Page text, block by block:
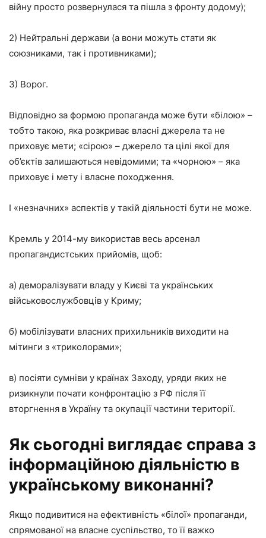
війну просто розвернулася та пішла з фронту додому);
2) Нейтральні держави (а вони можуть стати як
союзниками, так і противниками);
3) Ворог.
Відповідно за формою пропаганда може бути «білою» –
тобто такою, яка розкриває власні джерела та не
приховує мети; «сірою» – джерело та цілі якої для
об’єктів залишаються невідомими; та «чорною» – яка
приховує і мету і власне походження.
І «незначних» аспектів у такій діяльності бути не може.
Кремль у 2014-му використав весь арсенал
пропагандистських прийомів, щоб:
а) деморалізувати владу у Києві та українських
військовослужбовців у Криму;
б) мобілізувати власних прихильників виходити на
мітинги з «триколорами»;
в) посіяти сумніви у країнах Заходу, уряди яких не
ризикнули почати конфронтацію з РФ після її
вторгнення в Україну та окупації частини території.
Як сьогодні виглядає справа з
інформаційною діяльністю в
українському виконанні?
Якщо подивитися на ефективність «білої» пропаганди,
спрямованої на власне суспільство, то її важко